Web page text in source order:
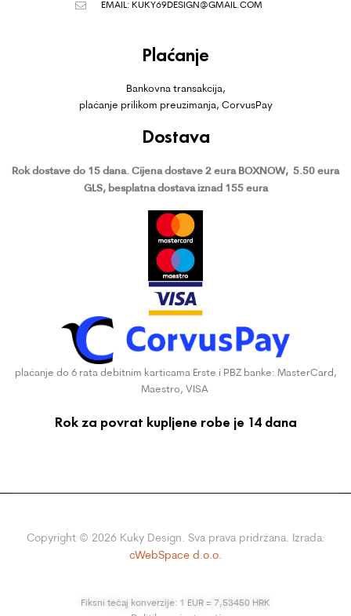
EMAIL: KUKY69DESIGN@GMAIL.COM
Plaćanje
Bankovna transakcija,
plaćanje prilikom preuzimanja, CorvusPay
Dostava
Rok dostave do 15 dana. Cijena dostave 2 eura BOXNOW, 5.50 eura
GLS, besplatna dostava iznad 155 eura
plaćanje do 6 rata debitnim karticama Erste i PBZ banke: MasterCard,
Maestro, VISA
Rok za povrat kupljene robe je 14 dana
Copyright © 2026Kuky Design. Sva prava pridržana. Izrada:
cWebSpace d.o.o.
Fiksni tečaj konverzije: 1 EUR = 7,53450 HRK